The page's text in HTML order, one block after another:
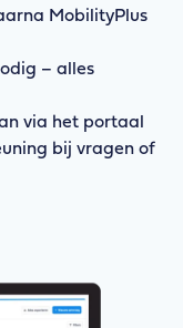
MobilityPlus
– alles
via het portaal
bij vragen of